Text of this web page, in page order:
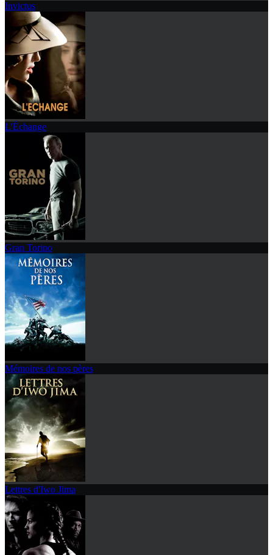
Invictus
L'Échange
Gran Torino
Mémoires de nos pères
Lettres d'Iwo Jima